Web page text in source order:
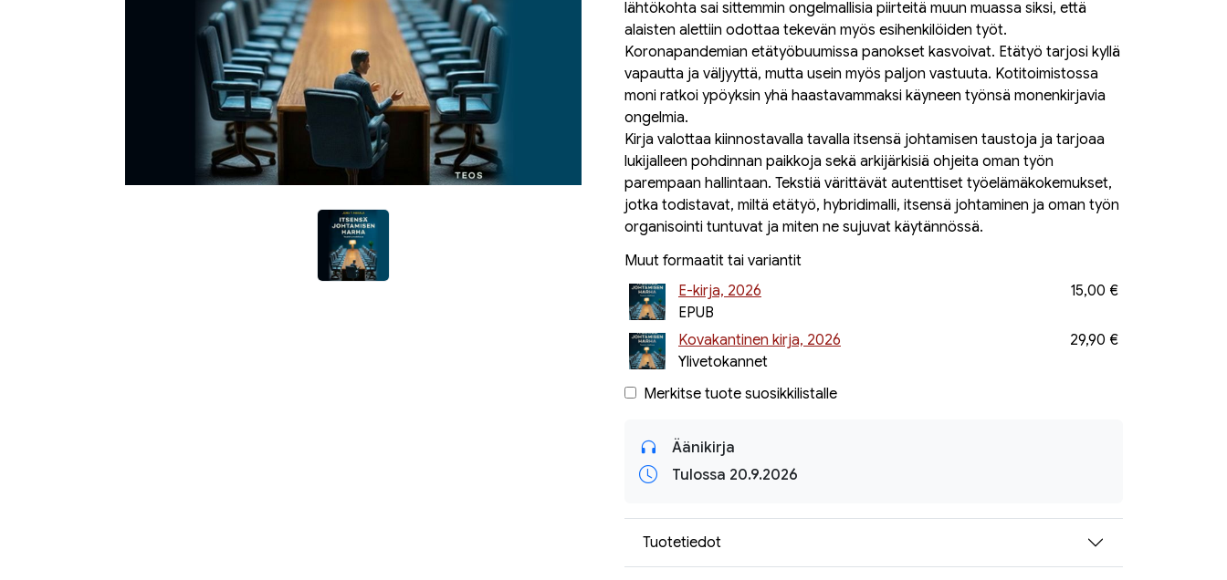
lähtökohta sai sittemmin ongelmallisia piirteitä muun muassa siksi, että
alaisten alettiin odottaa tekevän myös esihenkilöiden työt.
Koronapandemian etätyöbuumissa panokset kasvoivat. Etätyö tarjosi kyllä
vapautta ja väljyyttä, mutta usein myös paljon vastuuta. Kotitoimistossa
moni ratkoi ypöyksin yhä haastavammaksi käyneen työnsä monenkirjavia
ongelmia.
Kirja valottaa kiinnostavalla tavalla itsensä johtamisen taustoja ja tarjoaa
lukijalleen pohdinnan paikkoja sekä arkijärkisiä ohjeita oman työn
parempaan hallintaan. Tekstiä värittävät autenttiset työelämäkokemukset,
jotka todistavat, miltä etätyö, hybridimalli, itsensä johtaminen ja oman työn
organisointi tuntuvat ja miten ne sujuvat käytännössä.
Muut formaatit tai variantit
E-kirja, 2026
EPUB
15,00 €
Kovakantinen kirja, 2026
Ylivetokannet
29,90 €
Merkitse tuote suosikkilistalle
Äänikirja
Tulossa 20.9.2026
Tuotetiedot